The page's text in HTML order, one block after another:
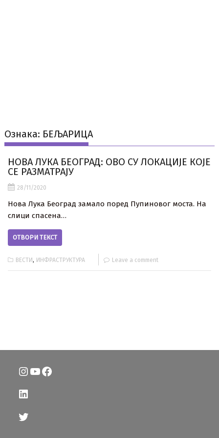
Ознака: БЕЉАРИЦА
НОВА ЛУКА БЕОГРАД: ОВО СУ ЛОКАЦИЈЕ КОЈЕ
СЕ РАЗМАТРАЈУ
28/11/2020
Нова Лука Београд замало поред Пупиновог моста. На
слици спасена…
ОТВОРИ ТЕКСТ
ВЕСТИ, ИНФРАСТРУКТУРА Leave a comment
Instagram
YouTube
Facebook
LinkedIn
Twitter